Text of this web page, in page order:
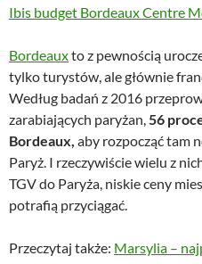
Ibis budget Bordeaux Centre
Bordeauxto z pewnością
tylko turystów, ale głównie
Według badań z 2016
zarabiających paryżan, 56
Bordeaux, aby rozpocząć tam
Paryż. I rzeczywiście wielu z
TGV do Paryża, niskie ceny
potrafią przyciągać.
Przeczytaj także: Marsylia –